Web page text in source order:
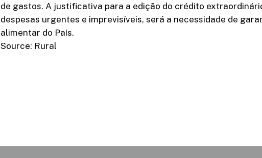
de gastos. A justificativa para a edição do crédito
despesas urgentes e imprevisíveis, será a necessidade de
alimentar do País.
Source: Rural